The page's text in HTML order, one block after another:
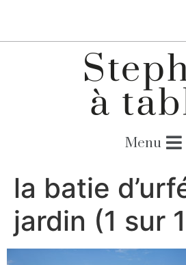
la batie
jardin (1 sur